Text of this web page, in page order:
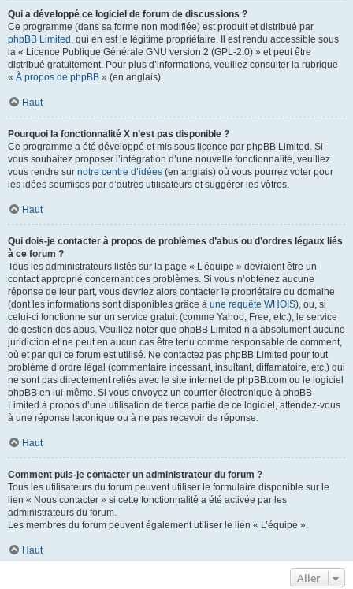
Qui a développé ce logiciel de forum de discussions ?
Ce programme (dans sa forme non modifiée) est produit et distribué par
phpBB Limited , qui en est le légitime propriétaire. Il est rendu accessible sous
la « Licence Publique Générale GNU version 2 (GPL-2.0) » et peut être
distribué gratuitement. Pour plus d’informations, veuillez consulter la rubrique
« À propos de phpBB » (en anglais).
Haut
Pourquoi la fonctionnalité X n’est pas disponible ?
Ce programme a été développé et mis sous licence par phpBB Limited. Si
vous souhaitez proposer l’intégration d’une nouvelle fonctionnalité, veuillez
vous rendre sur notre centre d’idées (en anglais) où vous pourrez voter pour
les idées soumises par d’autres utilisateurs et suggérer les vôtres.
Haut
Qui dois-je contacter à propos de problèmes d’abus ou d’ordres légaux liés
à ce forum ?
Tous les administrateurs listés sur la page « L’équipe » devraient être un
contact approprié concernant ces problèmes. Si vous n’obtenez aucune
réponse de leur part, vous devriez alors contacter le propriétaire du domaine
(dont les informations sont disponibles grâce à une requête WHOIS), ou, si
celui-ci fonctionne sur un service gratuit (comme Yahoo, Free, etc.), le service
de gestion des abus. Veuillez noter que phpBB Limited n’a absolument aucune
juridiction et ne peut en aucun cas être tenu comme responsable de comment,
où et par qui ce forum est utilisé. Ne contactez pas phpBB Limited pour tout
problème d’ordre légal (commentaire incessant, insultant, diffamatoire, etc.) qui
ne sont pas directement reliés avec le site internet de phpBB.com ou le logiciel
phpBB en lui-même. Si vous envoyez un courrier électronique à phpBB
Limited à propos d’une utilisation de tierce partie de ce logiciel, attendez-vous
à une réponse laconique ou à ne pas recevoir de réponse.
Haut
Comment puis-je contacter un administrateur du forum ?
Tous les utilisateurs du forum peuvent utiliser le formulaire disponible sur le
lien « Nous contacter » si cette fonctionnalité a été activée par les
administrateurs du forum.
Les membres du forum peuvent également utiliser le lien « L’équipe ».
Haut
Aller